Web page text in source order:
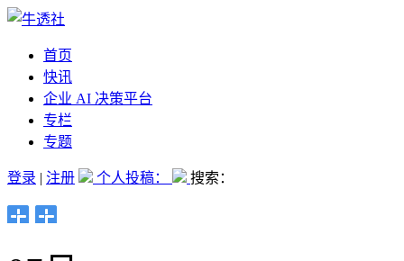
首页
快讯
企业 AI 决策平台
专栏
专题
登录 | 注册 个人投稿： 搜索：